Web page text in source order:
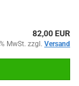
82,00 EUR
MwSt. zzgl. Versand